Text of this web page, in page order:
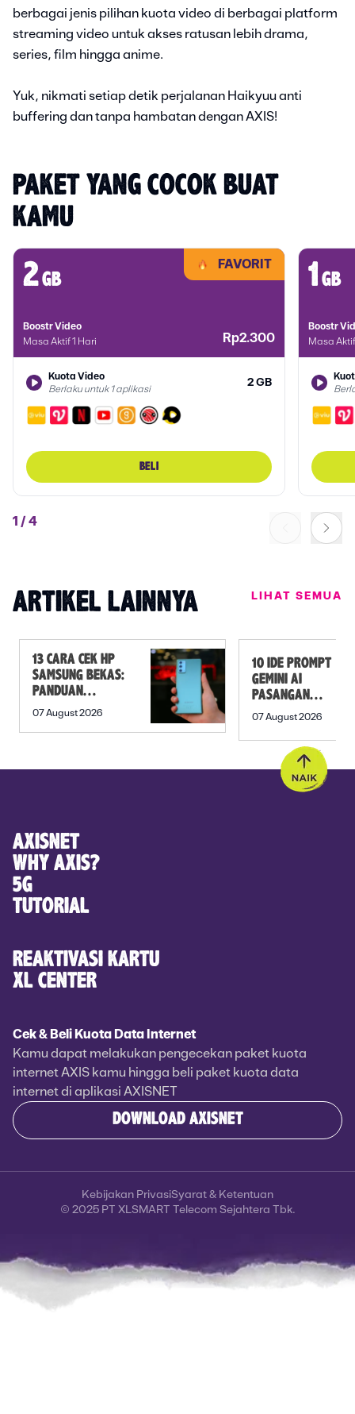
berbagai jenis pilihan kuota video di berbagai platform
streaming video untuk akses ratusan lebih drama,
series, film hingga anime.
Yuk, nikmati setiap detik perjalanan Haikyuu anti
buffering dan tanpa hambatan dengan AXIS!
PAKET YANG COCOK BUAT
KAMU
FAVORIT
2gb
Boostr Video
Masa Aktif 1 Hari
Rp2.300
Kuota Video
Berlaku untuk 1 aplikasi
2 GB
BELI
1 gb
Boostr
Masa
1 / 4
ARTIKEL LAINNYA LIHAT SEMUA
13 CARA CEK HP
SAMSUNG BEKAS:
PANDUAN
SEBELUM
07 August 2026
10 IDE PROMPT
GEMINI AI
PASANGAN
PREWEDDING
07 August 2026
AXISNET
WHY AXIS?
5G
TUTORIAL
REAKTIVASI KARTU
XL CENTER
Cek & Beli Kuota Data Internet
Kamu dapat melakukan pengecekan paket kuota
internet AXIS kamu hingga beli paket kuota data
internet di aplikasi AXISNET
DOWNLOAD AXISNET
© 2025 PT XLSMART Telecom Sejahtera Tbk.
Kebijakan PrivasiSyarat & Ketentuan